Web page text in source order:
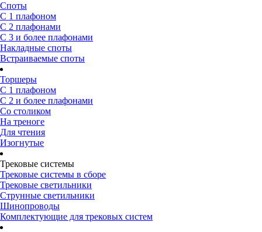
Споты
С 1 плафоном
С 2 плафонами
С 3 и более плафонами
Накладные споты
Встраиваемые споты
Торшеры
С 1 плафоном
С 2 и более плафонами
Со столиком
На треноге
Для чтения
Изогнутые
Трековые системы
Трековые системы в сборе
Трековые светильники
Струнные светильники
Шинопроводы
Комплектующие для трековых систем